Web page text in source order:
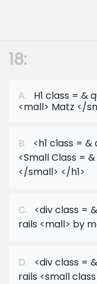
18:
A. H1 class = &
<mall> Matz </
B. <h1 class =
<Small Class =
</small> </h1>
C. <div class =
rails <mall> by
D. <div class =
rails <small